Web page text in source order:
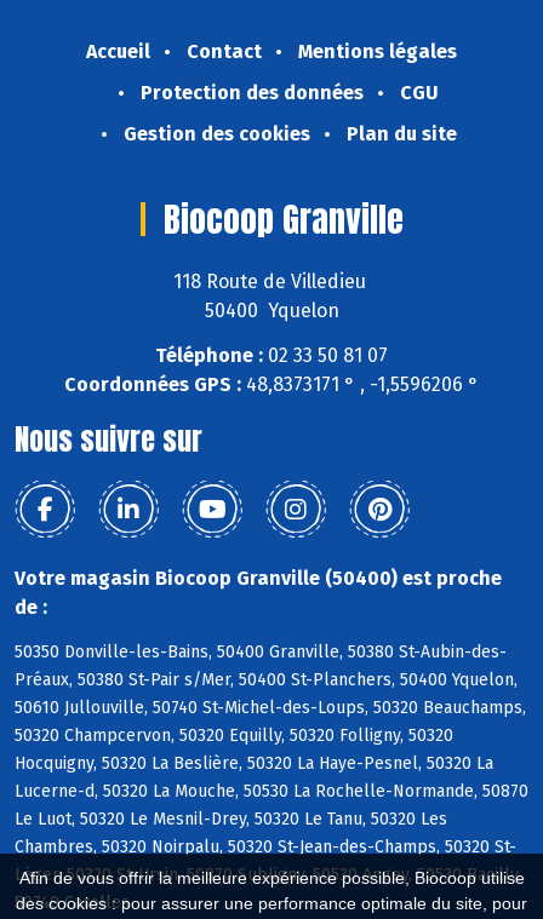
Afin de vous offrir la meilleure expérience possible, Biocoop utilise
des cookies : pour assurer une performance optimale du site, pour
Accueil Contact
Mentions légales
Protection des données
CGU
Gestion des cookies
Plan du site
Biocoop Granville
118 Route de Villedieu
50400 Yquelon
Téléphone : 02 33 50 81 07
Coordonnées GPS : 48,8373171 ° , -1,5596206 °
Nous suivre sur
Votre magasin Biocoop Granville (50400) est proche
de :
50350 Donville-les-Bains, 50400 Granville, 50380 St-Aubin-des-
Préaux, 50380 St-Pair s/Mer, 50400 St-Planchers, 50400 Yquelon,
50610 Jullouville, 50740 St-Michel-des-Loups, 50320 Beauchamps,
50320 Champcervon, 50320 Equilly, 50320 Folligny, 50320
Hocquigny, 50320 La Beslière, 50320 La Haye-Pesnel, 50320 La
Lucerne-d, 50320 La Mouche, 50530 La Rochelle-Normande, 50870
Le Luot, 50320 Le Mesnil-Drey, 50320 Le Tanu, 50320 Les
Chambres, 50320 Noirpalu, 50320 St-Jean-des-Champs, 50320 St-
Léger, 50320 St-Ursin, 50870 Subligny, 50530 Angey, 50530 Bacilly,
50740 Carolles